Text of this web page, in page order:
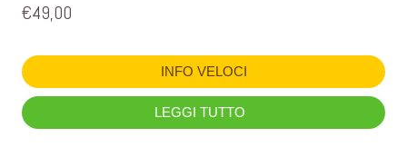
€49,00
INFO VELOCI
LEGGI TUTTO